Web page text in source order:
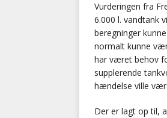
Vurderingen fra
6.000 l. vandtank
beregninger
normalt kunne
har været behov
supplerende
hændelse ville
Der er lagt op til,